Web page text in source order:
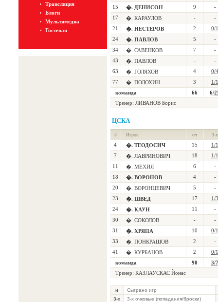
Трансляция
Блоги
Мультимедиа
Гостевая
15
�. ДЕНИСОН 9
-
17
�. КАРАУЛОВ -
-
21
�. НЕСТЕРОВ 2
0/1
24
�. ПАВЛОВ 5
-
34
�. САВЕНКОВ 7
-
43
�. ПАВЛОВ -
-
63
�. ГОЛЯХОВ 4
0/4
77
�. ПОЛОХИН 3
1/1
команда
66
6/
Тренер: ЛИВАНОВ Борис
ЦСКА
# Игрок оч 3-х
4 �. ТЕОДОСИЧ 15
1/1
7
�. ЛАВРИНОВИЧ 18
1/1
11
�. МЕХИЯ 6
-
18
�. ВОРОНОВ 4
-
20
�. ВОРОНЦЕВИЧ 5
-
23
�. ШВЕД 17
1/3
24
�. КАУН 11
-
30
�. СОКОЛОВ -
-
31
�. ХРЯПА 10
0/1
33
�. ПОНКРАШОВ 2
-
41
�. КУРБАНОВ 2
0/1
команда
90
3/7
Тренер: КАЗЛАУСКАС Йонас
и
Сыграно игр
3-х
3-х очковые (попадания/броски)